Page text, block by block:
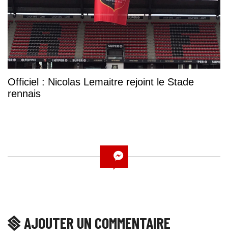
Officiel : Nicolas Lemaitre rejoint le Stade
rennais
AJOUTER UN COMMENTAIRE